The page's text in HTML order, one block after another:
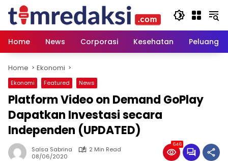
content
Home
News Corporasi Kesehatan Peluang
Home Ekonomi
Ekonomi Featured News
Platform Video on Demand GoPlay
Dapatkan Investasi secara
Independen (UPDATED)
Salsa Sabrina
2 Min Read
08/06/2020
646